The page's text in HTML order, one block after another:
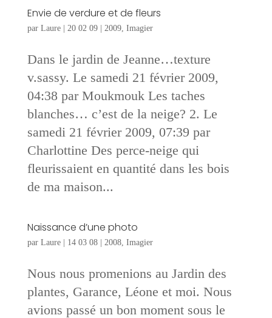
Envie de verdure et de fleurs
par Laure| 20 02 09| 2009, Imagier
Dans le jardin de Jeanne…texture
v.sassy. Le samedi 21 février 2009,
04:38 par Moukmouk Les taches
blanches… c’est de la neige? 2. Le
samedi 21 février 2009, 07:39 par
Charlottine Des perce-neige qui
fleurissaient en quantité dans les bois
de ma maison...
Naissance d’une photo
par Laure| 14 03 08| 2008, Imagier
Nous nous promenions au Jardin des
plantes, Garance, Léone et moi. Nous
avions passé un bon moment sous le